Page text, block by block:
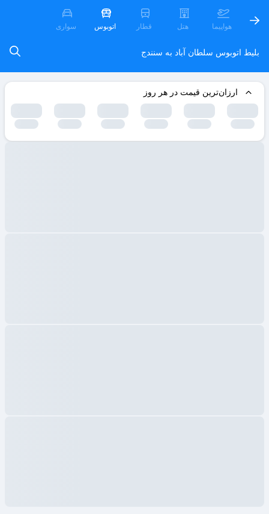
هواپیما هتل قطار اتوبوس سواری
بلیط اتوبوس سلطان آباد به سنندج
ارزان‌ترین قیمت در هر روز